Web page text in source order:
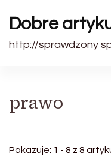
Dobre
http://sprawdzony
prawo
Pokazuje: 1 - 8 z 8